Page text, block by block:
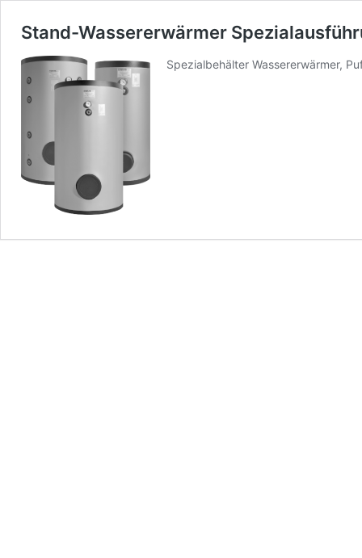
Stand-Wassererwärmer
Spezialbehälter Wassererwärmer,